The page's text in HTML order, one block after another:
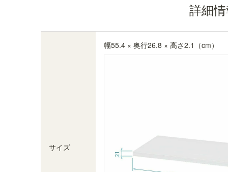
SHIRAIオリジナルの棚受け金具は、棚板を取りつ
けることでラック全体の強度を高める効果があり
詳細
サイズ
幅55.4 × 奥行26.8 × 高さ2.1（cm）